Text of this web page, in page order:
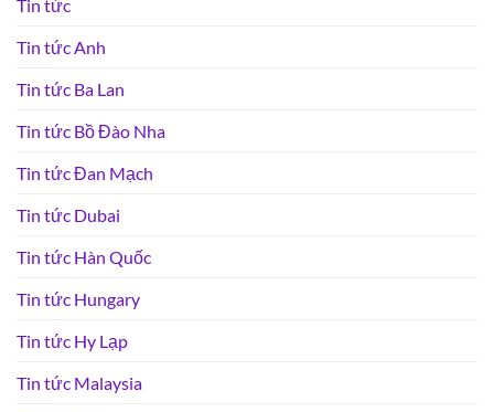
Tin tức
Tin tức Anh
Tin tức Ba Lan
Tin tức Bồ Đào Nha
Tin tức Đan Mạch
Tin tức Dubai
Tin tức Hàn Quốc
Tin tức Hungary
Tin tức Hy Lạp
Tin tức Malaysia